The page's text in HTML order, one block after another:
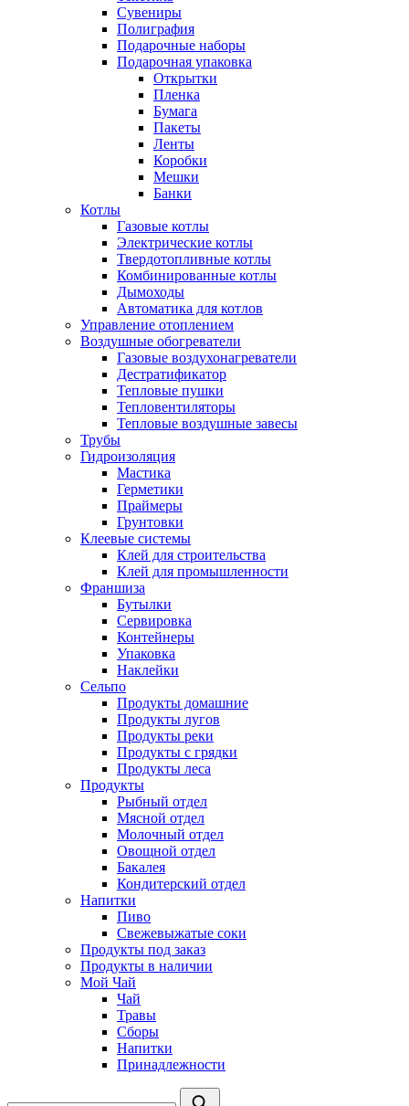
Сувениры
Полиграфия
Подарочные наборы
Подарочная упаковка
Открытки
Пленка
Бумага
Пакеты
Ленты
Коробки
Мешки
Банки
Котлы
Газовые котлы
Электрические котлы
Твердотопливные котлы
Комбинированные котлы
Дымоходы
Автоматика для котлов
Управление отоплением
Воздушные обогреватели
Газовые воздухонагреватели
Дестратификатор
Тепловые пушки
Тепловентиляторы
Тепловые воздушные завесы
Трубы
Гидроизоляция
Мастика
Герметики
Праймеры
Грунтовки
Клеевые системы
Клей для строительства
Клей для промышленности
Франшиза
Бутылки
Сервировка
Контейнеры
Упаковка
Наклейки
Сельпо
Продукты домашние
Продукты лугов
Продукты реки
Продукты с грядки
Продукты леса
Продукты
Рыбный отдел
Мясной отдел
Молочный отдел
Овощной отдел
Бакалея
Кондитерский отдел
Напитки
Пиво
Cвежевыжатые соки
Продукты под заказ
Продукты в наличии
Мой Чай
Чай
Травы
Сборы
Напитки
Принадлежности